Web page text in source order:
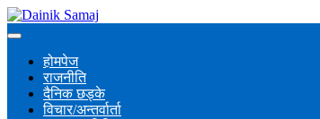
होमपेज
राजनीति
दैनिक छड्के
विचार/अन्तर्वार्ता